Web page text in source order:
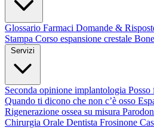
Glossario Farmaci Domande &
Stampa Corso espansione crestale
Seconda opinione implantologia Posso
Quando ti dicono che non c’è osso
Rigenerazione ossea su misura
Chirurgia Orale Dentista Frosinone